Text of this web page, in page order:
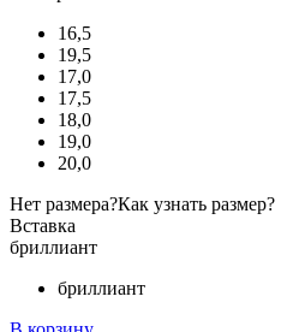
16,5
19,5
17,0
17,5
18,0
19,0
20,0
Нет размера?Как узнать размер?
Вставка
бриллиант
бриллиант